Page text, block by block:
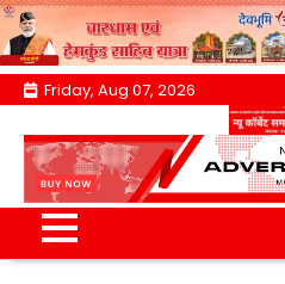
Skip
content
Friday, Aug 07, 2026